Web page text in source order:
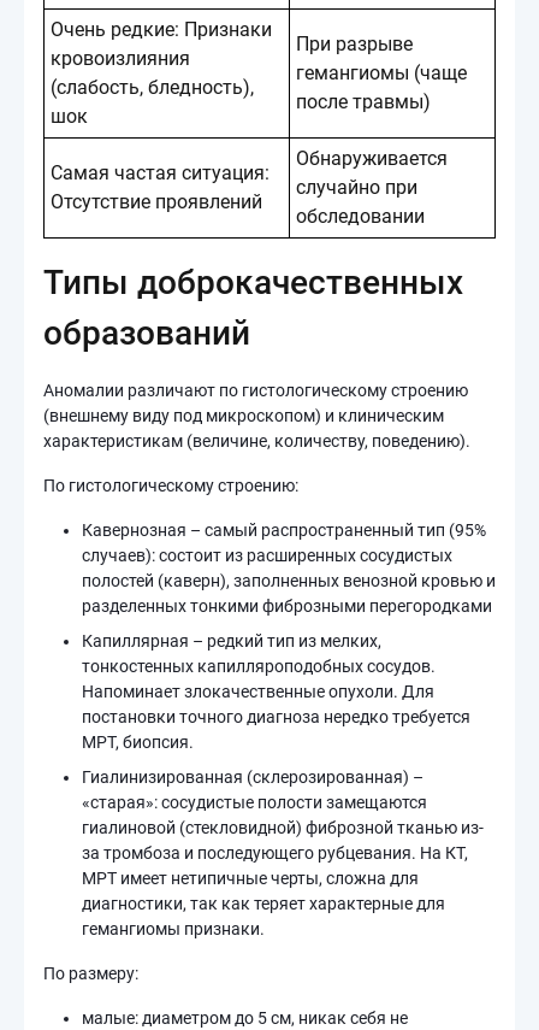
Очень редкие: Признаки
кровоизлияния
(слабость, бледность),
шок
При разрыве
гемангиомы (чаще
после травмы)
Самая частая ситуация:
Отсутствие проявлений
Обнаруживается
случайно при
обследовании
Типы доброкачественных
образований
Аномалии различают по гистологическому строению
(внешнему виду под микроскопом) и клиническим
характеристикам (величине, количеству, поведению).
По гистологическому строению:
Кавернозная – самый распространенный тип (95%
случаев): состоит из расширенных сосудистых
полостей (каверн), заполненных венозной кровью и
разделенных тонкими фиброзными перегородками
Капиллярная – редкий тип из мелких,
тонкостенных капилляроподобных сосудов.
Напоминает злокачественные опухоли. Для
постановки точного диагноза нередко требуется
МРТ, биопсия.
Гиалинизированная (склерозированная) –
«старая»: сосудистые полости замещаются
гиалиновой (стекловидной) фиброзной тканью из-
за тромбоза и последующего рубцевания. На КТ,
МРТ имеет нетипичные черты, сложна для
диагностики, так как теряет характерные для
гемангиомы признаки.
По размеру:
малые: диаметром до 5 см, никак себя не